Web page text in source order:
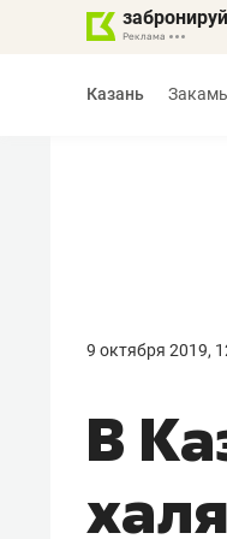
Казань
9 октября 2019,
В